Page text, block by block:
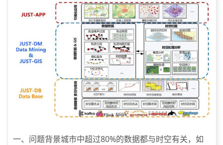
一、问题背景城市中超过80%的数据都与时空有关，如